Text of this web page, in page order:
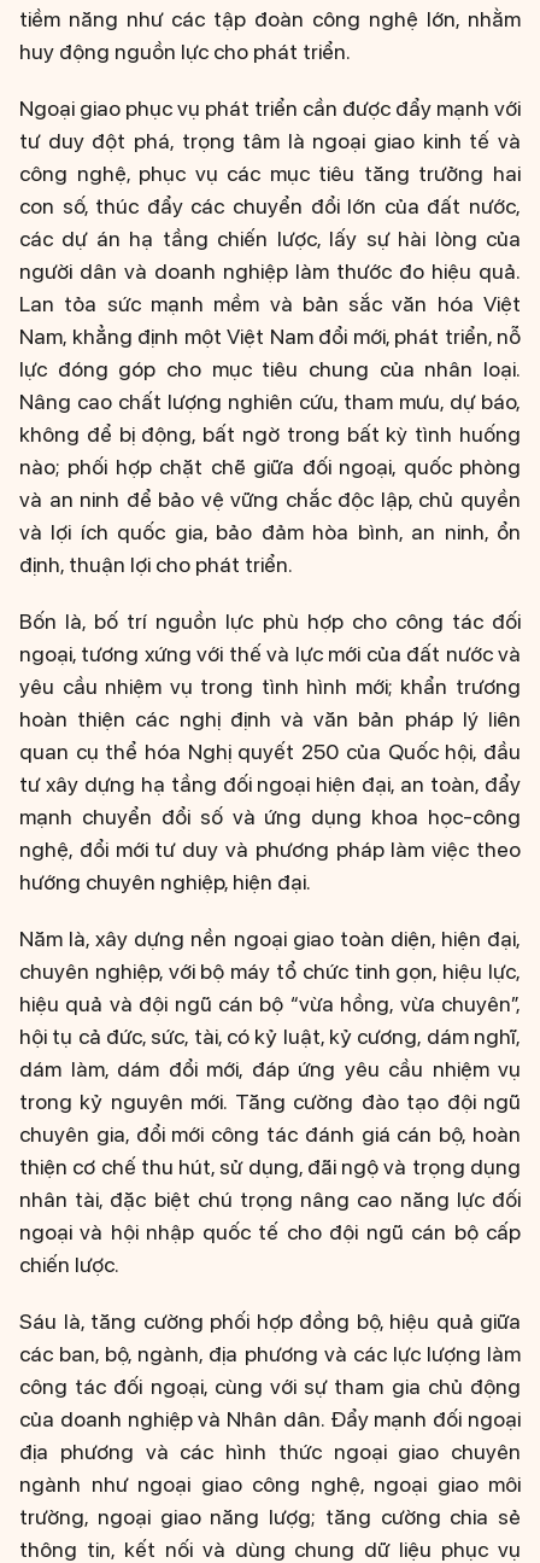
tiềm năng như các tập đoàn công nghệ lớn, nhằm
huy động nguồn lực cho phát triển.
Ngoại giao phục vụ phát triển cần được đẩy mạnh với
tư duy đột phá, trọng tâm là ngoại giao kinh tế và
công nghệ, phục vụ các mục tiêu tăng trưởng hai
con số, thúc đẩy các chuyển đổi lớn của đất nước,
các dự án hạ tầng chiến lược, lấy sự hài lòng của
người dân và doanh nghiệp làm thước đo hiệu quả.
Lan tỏa sức mạnh mềm và bản sắc văn hóa Việt
Nam, khẳng định một Việt Nam đổi mới, phát triển, nỗ
lực đóng góp cho mục tiêu chung của nhân loại.
Nâng cao chất lượng nghiên cứu, tham mưu, dự báo,
không để bị động, bất ngờ trong bất kỳ tình huống
nào; phối hợp chặt chẽ giữa đối ngoại, quốc phòng
và an ninh để bảo vệ vững chắc độc lập, chủ quyền
và lợi ích quốc gia, bảo đảm hòa bình, an ninh, ổn
định, thuận lợi cho phát triển.
Bốn là, bố trí nguồn lực phù hợp cho công tác đối
ngoại, tương xứng với thế và lực mới của đất nước và
yêu cầu nhiệm vụ trong tình hình mới; khẩn trương
hoàn thiện các nghị định và văn bản pháp lý liên
quan cụ thể hóa Nghị quyết 250 của Quốc hội, đầu
tư xây dựng hạ tầng đối ngoại hiện đại, an toàn, đẩy
mạnh chuyển đổi số và ứng dụng khoa học-công
nghệ, đổi mới tư duy và phương pháp làm việc theo
hướng chuyên nghiệp, hiện đại.
Năm là, xây dựng nền ngoại giao toàn diện, hiện đại,
chuyên nghiệp, với bộ máy tổ chức tinh gọn, hiệu lực,
hiệu quả và đội ngũ cán bộ “vừa hồng, vừa chuyên”,
hội tụ cả đức, sức, tài, có kỷ luật, kỷ cương, dám nghĩ,
dám làm, dám đổi mới, đáp ứng yêu cầu nhiệm vụ
trong kỷ nguyên mới. Tăng cường đào tạo đội ngũ
chuyên gia, đổi mới công tác đánh giá cán bộ, hoàn
thiện cơ chế thu hút, sử dụng, đãi ngộ và trọng dụng
nhân tài, đặc biệt chú trọng nâng cao năng lực đối
ngoại và hội nhập quốc tế cho đội ngũ cán bộ cấp
chiến lược.
Sáu là, tăng cường phối hợp đồng bộ, hiệu quả giữa
các ban, bộ, ngành, địa phương và các lực lượng làm
công tác đối ngoại, cùng với sự tham gia chủ động
của doanh nghiệp và Nhân dân. Đẩy mạnh đối ngoại
địa phương và các hình thức ngoại giao chuyên
ngành như ngoại giao công nghệ, ngoại giao môi
trường, ngoại giao năng lượg; tăng cường chia sẻ
thông tin, kết nối và dùng chung dữ liệu phục vụ